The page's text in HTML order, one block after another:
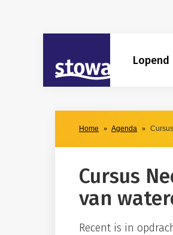
Home Agenda
Cursus
van
Recent is in